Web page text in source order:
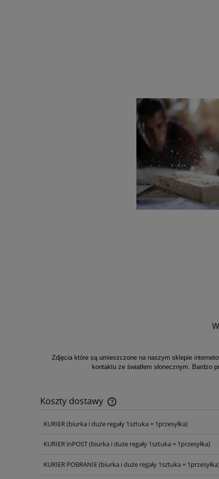
Zdjęcia które są umieszczone na naszym sklepie
kontaktu ze światłem słonecznym. Bardzo
Koszty dostawy
Cena nie zawiera ewentualnych
KURIER(biurka i duże regały 1sztuka = 1przesyłka)
KURIER inPOST(biurka i duże regały 1sztuka = 1przesyłka)
KURIER POBRANIE(biurka i duże regały 1sztuka =